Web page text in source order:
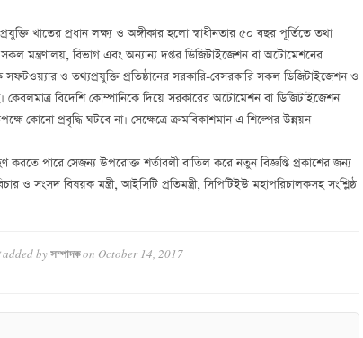
খাতের প্রধান লক্ষ্য ও অঙ্গীকার হলো স্বাধীনতার ৫০ বছর পূর্তিতে তথা
মন্ত্রণালয়, বিভাগ এবং অন্যান্য দপ্তর ডিজিটাইজেশন বা অটোমেশনের
সফটওয়্যার ও তথ্যপ্রযুক্তি প্রতিষ্ঠানের সরকারি-বেসরকারি সকল ডিজিটাইজেশন ও
বিদেশি কোম্পানিকে দিয়ে সরকারের অটোমেশন বা ডিজিটাইজেশন
কোনো প্রবৃদ্ধি ঘটবে না। সেক্ষেত্রে ক্রমবিকাশমান এ শিল্পের উন্নয়ন
করতে পারে সেজন্য উপরোক্ত শর্তাবলী বাতিল করে নতুন বিজ্ঞপ্তি প্রকাশের জন্য
সংসদ বিষয়ক মন্ত্রী, আইসিটি প্রতিমন্ত্রী, সিপিটিইউ মহাপরিচালকসহ সংশ্লিষ্ঠ
added by সম্পাদকon October 14, 2017